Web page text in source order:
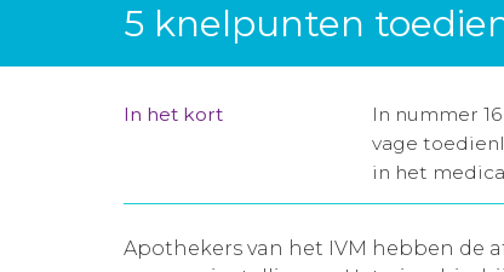
5 knelpunten
In het kort
In nummer
vage
in het
Apothekers van het IVM hebben de